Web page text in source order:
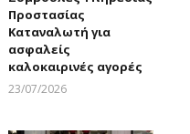
Προστασίας
Καταναλωτή για
ασφαλείς
καλοκαιρινές αγορές
23/07/2026